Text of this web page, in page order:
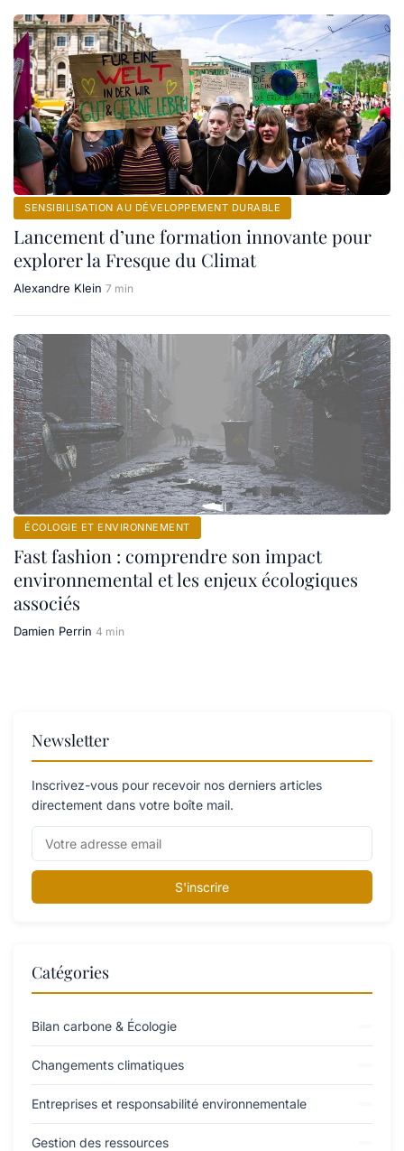
SENSIBILISATION AU DÉVELOPPEMENT DURABLE
Lancement d’une formation innovante pour
explorer la Fresque du Climat
Alexandre Klein 7 min
ÉCOLOGIE ET ENVIRONNEMENT
Fast fashion : comprendre son impact
environnemental et les enjeux écologiques
associés
Damien Perrin 4 min
Newsletter
Inscrivez-vous pour recevoir nos derniers articles
directement dans votre boîte mail.
S'inscrire
Catégories
Bilan carbone & Écologie
Changements climatiques
Entreprises et responsabilité environnementale
Gestion des ressources